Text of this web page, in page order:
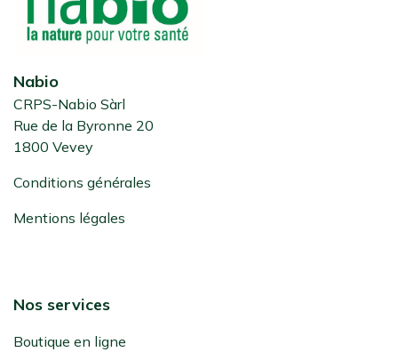
Nabio
CRPS-Nabio Sàrl
Rue de la Byronne 20
1800 Vevey
Conditions générales
Mentions légales
Nos services
Boutique en ligne